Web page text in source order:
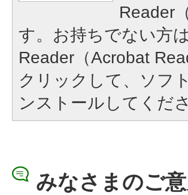
Reader
す。お持ちでない方
Reader（Acrobat
クリックして、ソフ
ンストールしてくださ
みなさまのご